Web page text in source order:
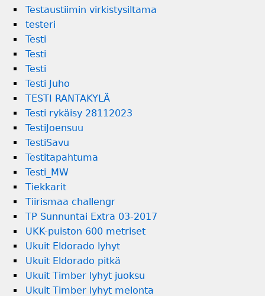
Testaustiimin virkistysiltama
testeri
Testi
Testi
Testi
Testi Juho
TESTI RANTAKYLÄ
Testi rykäisy 28112023
TestiJoensuu
TestiSavu
Testitapahtuma
Testi_MW
Tiekkarit
Tiirismaa challengr
TP Sunnuntai Extra 03-2017
UKK-puiston 600 metriset
Ukuit Eldorado lyhyt
Ukuit Eldorado pitkä
Ukuit Timber lyhyt juoksu
Ukuit Timber lyhyt melonta